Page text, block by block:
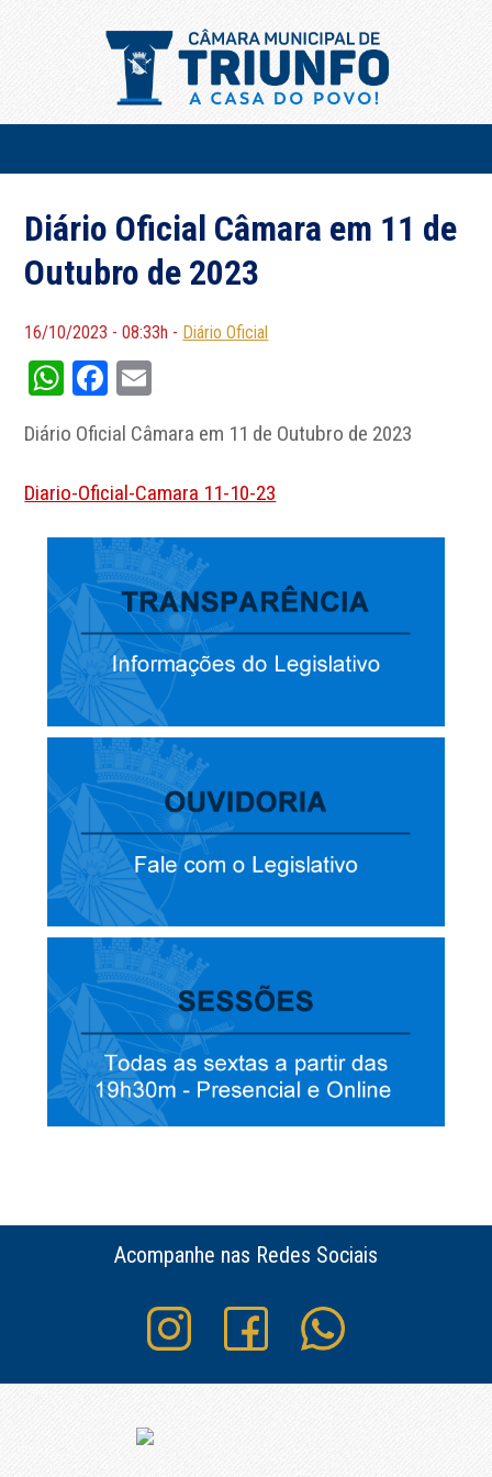
Diário Oficial Câmara em 11 de
Outubro de 2023
16/10/2023 - 08:33h - Diário Oficial
WhatsApp
Facebook
Diário Oficial Câmara em 11 de Outubro de 2023
Diario-Oficial-Camara 11-10-23
Acompanhe nas Redes Sociais